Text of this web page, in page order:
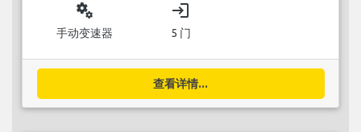
miscellaneous_services
手动变速器
login
5 门
查看详情...